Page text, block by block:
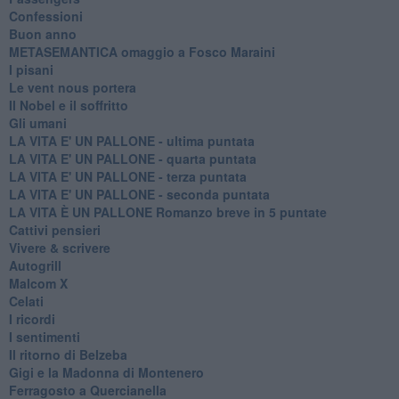
Confessioni
Buon anno
METASEMANTICA omaggio a Fosco Maraini
I pisani
Le vent nous portera
Il Nobel e il soffritto
Gli umani
LA VITA E' UN PALLONE - ultima puntata
LA VITA E' UN PALLONE - quarta puntata
LA VITA E' UN PALLONE - terza puntata
LA VITA E' UN PALLONE - seconda puntata
LA VITA È UN PALLONE Romanzo breve in 5 puntate
Cattivi pensieri
Vivere & scrivere
Autogrill
Malcom X
Celati
I ricordi
I sentimenti
Il ritorno di Belzeba
Gigi e la Madonna di Montenero
Ferragosto a Quercianella